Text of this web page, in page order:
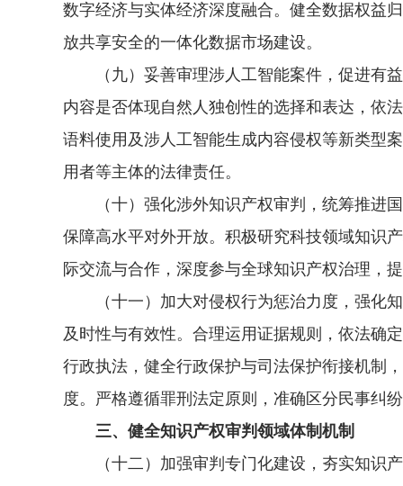
数字经济与实体经济深度融合。健全数据权益
放共享安全的一体化数据市场建设。
（九）妥善审理涉人工智能案件，促进有益
内容是否体现自然人独创性的选择和表达，依
语料使用及涉人工智能生成内容侵权等新类型
用者等主体的法律责任。
（十）强化涉外知识产权审判，统筹推进国
保障高水平对外开放。积极研究科技领域知识
际交流与合作，深度参与全球知识产权治理，
（十一）加大对侵权行为惩治力度，强化知
及时性与有效性。合理运用证据规则，依法确
行政执法，健全行政保护与司法保护衔接机制
度。严格遵循罪刑法定原则，准确区分民事纠
三、健全知识产权审判领域体制机制
（十二）加强审判专门化建设，夯实知识产